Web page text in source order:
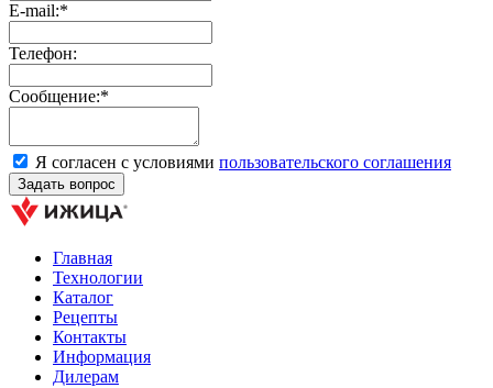
E-mail:*
Телефон:
Сообщение:*
Я согласен с условиями пользовательского соглашения
Главная
Технологии
Каталог
Рецепты
Контакты
Информация
Дилерам